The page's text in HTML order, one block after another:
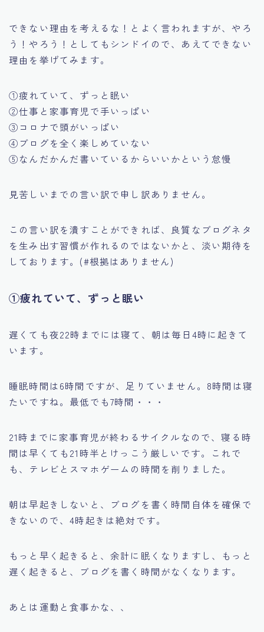
できない理由を考えるな！とよく言われますが、やろ
う！やろう！としてもシンドイので、あえてできない
理由を挙げてみます。
①疲れていて、ずっと眠い
②仕事と家事育児で手いっぱい
③コロナで頭がいっぱい
④ブログを全く楽しめていない
⑤なんだかんだ書いているからいいかという怠慢
見苦しいまでの言い訳で申し訳ありません。
この言い訳を潰すことができれば、良質なブログネタ
を生み出す習慣が作れるのではないかと、淡い期待を
しております。(#根拠はありません)
①疲れていて、ずっと眠い
遅くても夜22時までには寝て、朝は毎日4時に起きて
います。
睡眠時間は6時間ですが、足りていません。8時間は寝
たいですね。最低でも7時間・・・
21時までに家事育児が終わるサイクルなので、寝る時
間は早くても21時半とけっこう厳しいです。これで
も、テレビとスマホゲームの時間を削りました。
朝は早起きしないと、ブログを書く時間自体を確保で
きないので、4時起きは絶対です。
もっと早く起きると、余計に眠くなりますし、もっと
遅く起きると、ブログを書く時間がなくなります。
あとは運動と食事かな、、